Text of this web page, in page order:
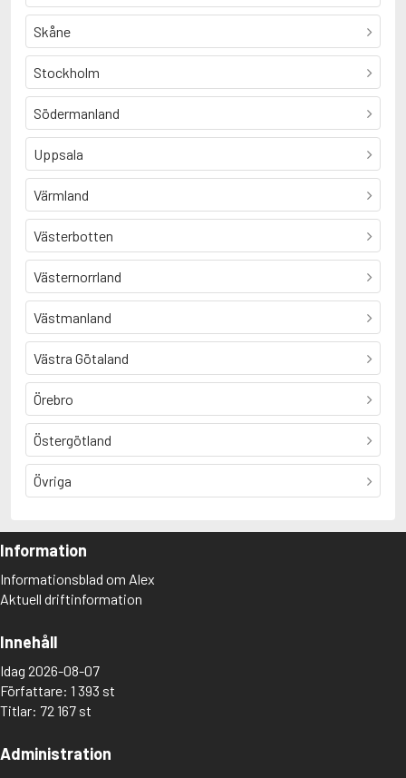
Skåne
Stockholm
Södermanland
Uppsala
Värmland
Västerbotten
Västernorrland
Västmanland
Västra Götaland
Örebro
Östergötland
Övriga
Information
Informationsblad om Alex
Aktuell driftinformation
Innehåll
Idag 2026-08-07
Författare: 1 393 st
Titlar: 72 167 st
Administration